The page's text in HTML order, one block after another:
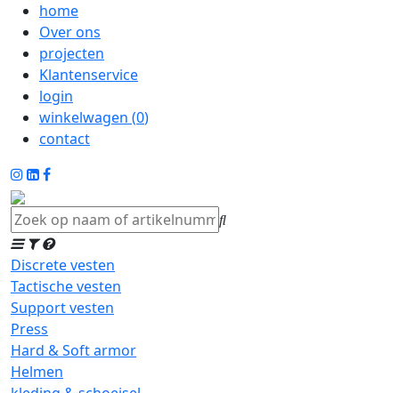
home
Over ons
projecten
Klantenservice
login
winkelwagen (0)
contact
Discrete vesten
Tactische vesten
Support vesten
Press
Hard & Soft armor
Helmen